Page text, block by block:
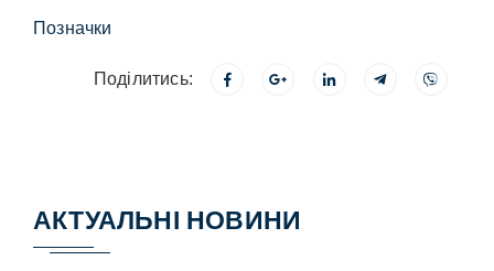
Позначки
Поділитись:
АКТУАЛЬНІ НОВИНИ